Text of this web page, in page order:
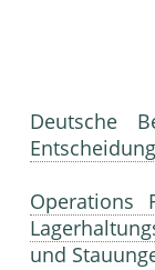
Deutsche
Operations
und